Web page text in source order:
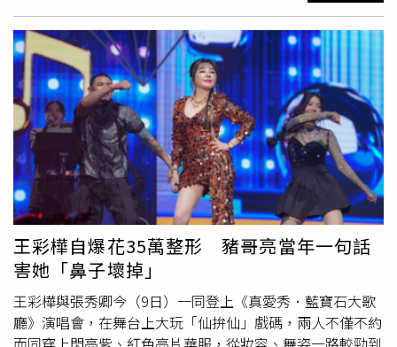
與工作狀況，還沒真正聊到人生下一階段。關於孫其君認愛
的圈外對象是否為網紅知知，本刊記者詢問孫其君經紀人，
至截稿前未取得回應。
秀，經常一整天或連續好幾天沒睡覺，因為我要改變家計、
幫家裡還債，想拼命賺錢買房子，讓家人不用再顛沛流離，
所以也不管自己的身體狀況能不能負荷，就這樣維持了大概
10年吧。」她的健康狀況也因此出現問題：「我滿臉長泡
疹，醫生說我一定要休息，不然會掛掉，因為都沒睡覺，我
的肝已經沒辦法排毒了，所以說不紅的時候也辛苦、紅了更
辛苦，也可能是窮怕了，想說有錢賺就一定要賺。」主持人
李子森也好奇提問：「秀卿姐剛出道時苦情歌比較多，後來
很多轉型的歌，像是〈辣妹駕到〉、〈愛人仔恰恰〉等，是
什麼機緣讓妳嘗試不同的風格？」張秀卿聽完笑答：「我內
心深處住著一個動感女神，我永遠記得我出《 辣妹
駕到》
時，老闆說『半年了都沒紅，妳好好唱歌就好，一點都不
辣，唱什麼〈辣妹 駕到〉害我賠錢』！結果〈 辣妹駕到〉10
年後突然爆紅，因為有網友KUSO這首歌，所以我早點改變
王彩樺自爆花35萬整形 豬哥亮當年一句話
害她「鼻子壞掉」
王彩樺與張秀卿今（9日）一同登上《真愛秀．藍寶石大歌
廳》演唱會，在舞台上大玩「仙拚仙」戲碼，兩人不僅不約